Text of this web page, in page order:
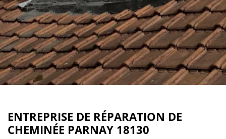
ENTREPRISE DE RÉPARATION DE
CHEMINÉE PARNAY 18130